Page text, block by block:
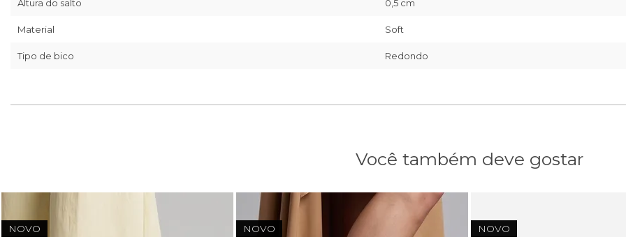
Altura do salto 0,5 cm
Material Soft
Tipo de bico Redondo
Você também deve gostar
NOVO NOVO NOVO